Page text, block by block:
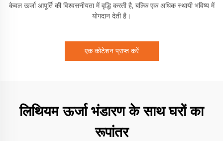
केवल ऊर्जा आपूर्ति की विश्वसनीयता में वृद्धि करती है, बल्कि एक अधिक स्थायी भविष्य में
योगदान देती है।
एक कोटेशन प्राप्त करें
लिथियम ऊर्जा भंडारण के साथ घरों का
रूपांतर